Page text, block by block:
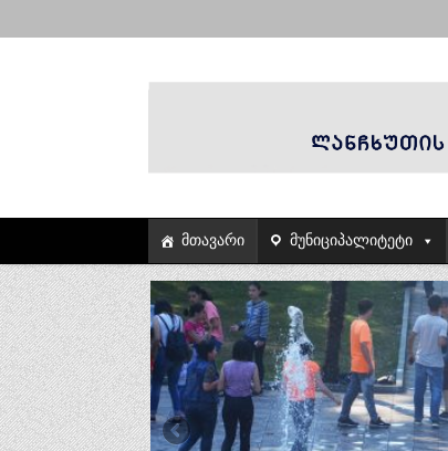
მთავარი მუნიციპალიტეტი